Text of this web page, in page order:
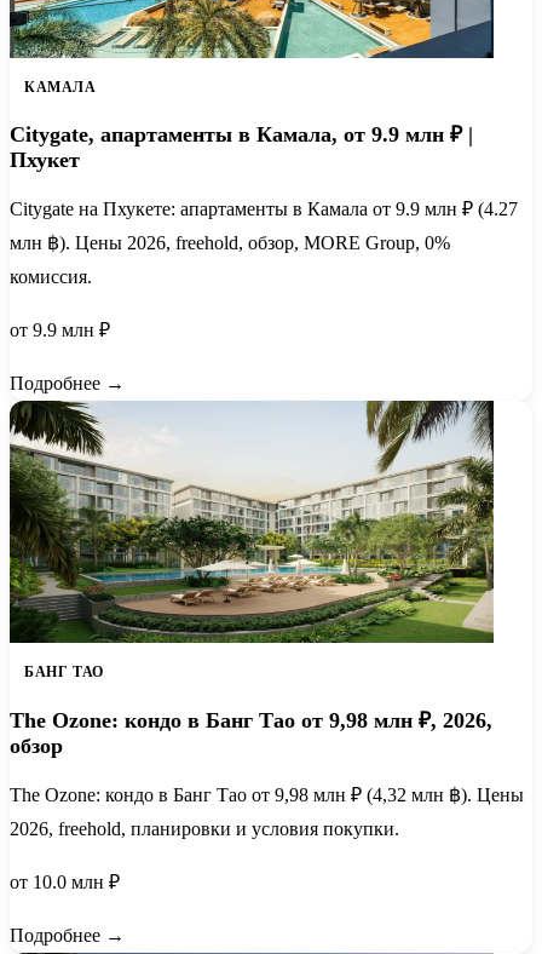
КАМАЛА
Citygate, апартаменты в Камала, от 9.9 млн ₽ |
Пхукет
Citygate на Пхукете: апартаменты в Камала от 9.9 млн ₽ (4.27
млн ฿). Цены 2026, freehold, обзор, MORE Group, 0%
комиссия.
от 9.9 млн ₽
Подробнее →
БАНГ ТАО
The Ozone: кондо в Банг Тао от 9,98 млн ₽, 2026,
обзор
The Ozone: кондо в Банг Тао от 9,98 млн ₽ (4,32 млн ฿). Цены
2026, freehold, планировки и условия покупки.
от 10.0 млн ₽
Подробнее →